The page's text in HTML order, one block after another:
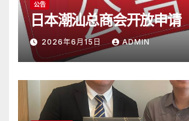
公告
日本潮汕总商会开放申请
2026年6月15日 ADMIN